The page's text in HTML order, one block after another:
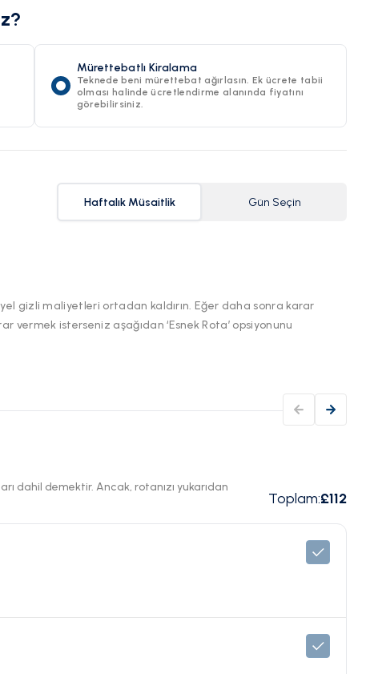
Mürettebatlı Kiralama
Teknede beni mürettebat ağırlasın. Ek ücrete tabii
olması halinde ücretlendirme alanında fiyatını
görebilirsiniz.
Haftalık Müsaitlik Gün Seçin
gizli maliyetleri ortadan kaldırın. Eğer daha sonra karar
isterseniz aşağıdan ‘Esnek Rota’ opsiyonunu
dahil demektir. Ancak, rotanızı yukarıdan
Toplam:£112